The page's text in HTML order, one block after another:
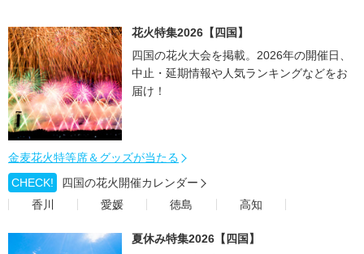
花火特集2026【四国】
四国の花火大会を掲載。2026年の開催日、
中止・延期情報や人気ランキングなどをお
届け！
金麦花火特等席＆グッズが当たる
CHECK!
四国の花火開催カレンダー
香川
愛媛 徳島 高知
夏休み特集2026【四国】